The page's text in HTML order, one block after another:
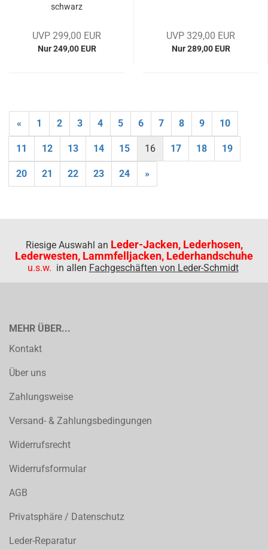
schwarz
UVP 299,00 EUR
Nur 249,00 EUR
UVP 329,00 EUR
Nur 289,00 EUR
« 1 2 3 4 5 6 7 8 9 10
11 12 13 14 15 16 17 18 19
20 21 22 23 24 »
Riesige Auswahl an Leder-Jacken, Lederhosen,
Lederwesten, Lammfelljacken, Lederhandschuhe
u.s.w. in allen Fachgeschäften von Leder-Schmidt
MEHR ÜBER...
Kontakt
Über uns
Zahlungsweise
Versand- & Zahlungsbedingungen
Widerrufsrecht
Widerrufsformular
AGB
Privatsphäre / Datenschutz
Leder-Reparatur